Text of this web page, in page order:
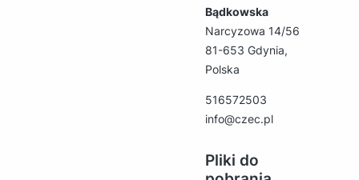
Bądkowska
Narcyzowa 14/56
81-653 Gdynia,
Polska
516572503
info@czec.pl
Pliki do